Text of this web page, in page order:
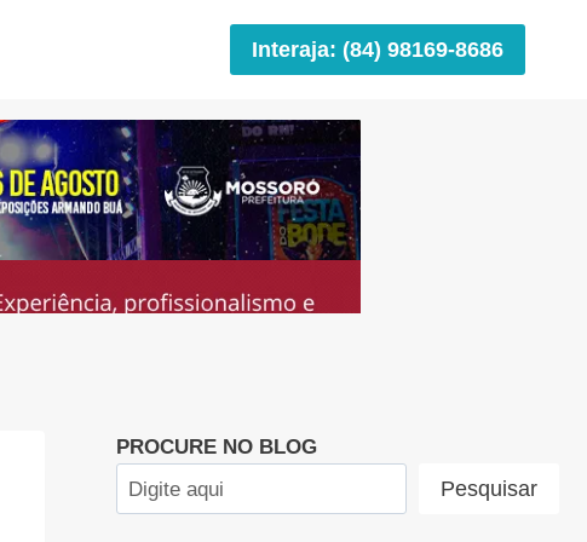
Interaja: (84) 98169-8686
PROCURE NO BLOG
Pesquisar